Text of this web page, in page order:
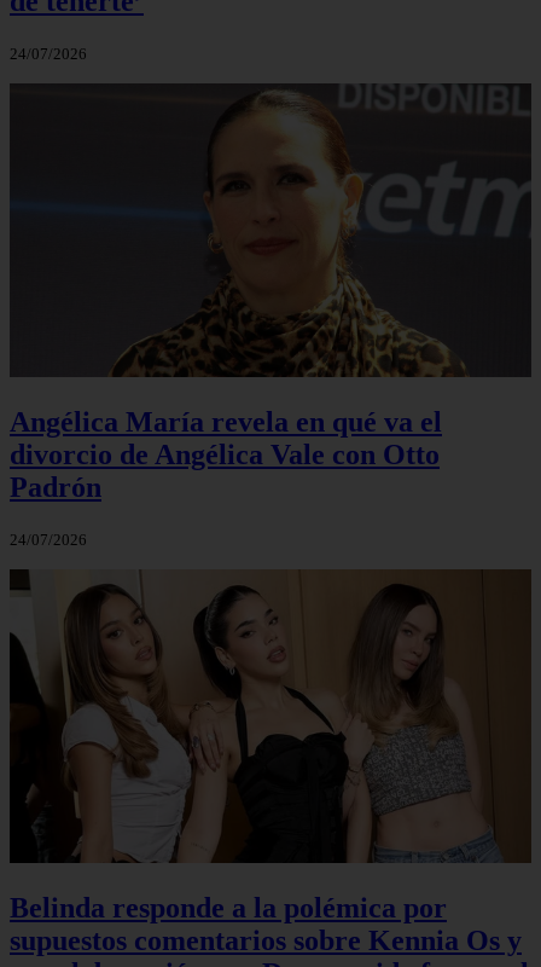
24/07/2026
Angélica María revela en qué va el
divorcio de Angélica Vale con Otto
Padrón
24/07/2026
Belinda responde a la polémica por
supuestos comentarios sobre Kennia Os y